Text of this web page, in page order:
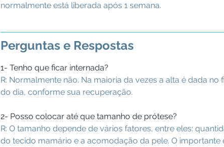
normalmente está liberada após 1 semana.
Perguntas e Respostas
1- Tenho que ficar internada?
R: Normalmente não. Na maioria da vezes a alta é dada no
do dia, conforme sua recuperação.
2- Posso colocar até que tamanho de prótese?
R: O tamanho depende de vários fatores, entre eles:
do tecido mamário e a acomodação da pele. O importante